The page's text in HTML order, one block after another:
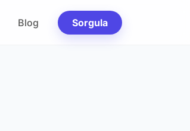
Blog Sorgula